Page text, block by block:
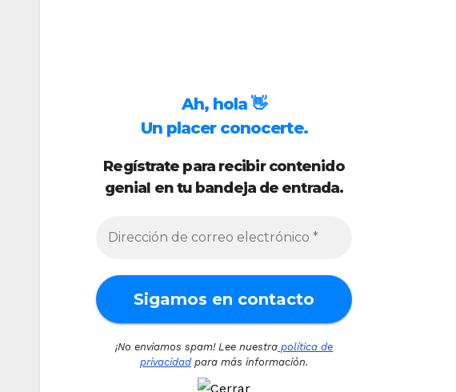
Ah, hola 👋
Un placer conocerte.
Regístrate para recibir contenido
genial en tu bandeja de entrada.
¡No enviamos spam! Lee nuestra política de
privacidadpara más información.